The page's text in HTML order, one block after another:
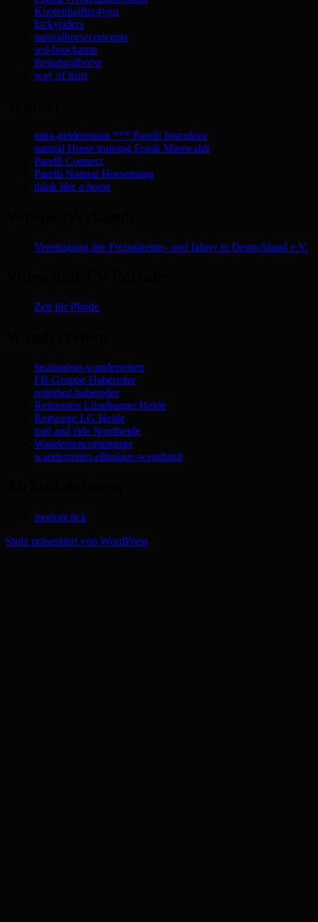
Knotenhalfter4you
luckyriders
naturalhorseconcepts
seil-brockamp
thenaturalhorse
way of trust
mira-geldermann *** Parelli Instruktor
natural Horse training Frank Mierwaldt
Parelli Connect
Parelli Natural Horsetraing
think like a horse
Vereinigung der Freizeitreiter- und fahrer in Deutschland e.V.
Zeit für Pferde
faszination-wanderreiten
FB-Gruppe Habereder
reiterhof-habereder
Reitrouten Lüneburger Heide
Reitwege LG Heide
trail and ride Nordheide
Wanderreitcommunity
wanderreiten.elbtalaue-wendland
motionclick
Stolz präsentiert von WordPress